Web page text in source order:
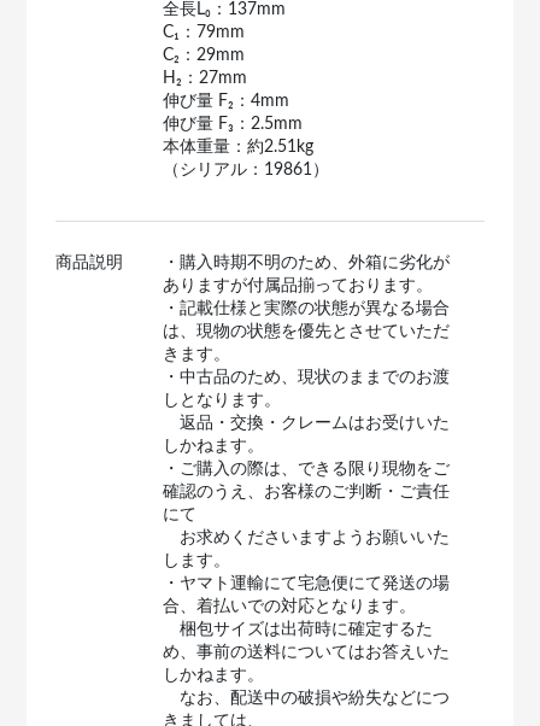
全長L₀：137mm
C₁：79mm
C₂：29mm
H₂：27mm
伸び量 F₂：4mm
伸び量 F₃：2.5mm
本体重量：約2.51kg
（シリアル：19861）
商品説明
・購入時期不明のため、外箱に劣化が
ありますが付属品揃っております。
・記載仕様と実際の状態が異なる場合
は、現物の状態を優先とさせていただ
きます。
・中古品のため、現状のままでのお渡
しとなります。
返品・交換・クレームはお受けいた
しかねます。
・ご購入の際は、できる限り現物をご
確認のうえ、お客様のご判断・ご責任
にて
お求めくださいますようお願いいた
します。
・ヤマト運輸にて宅急便にて発送の場
合、着払いでの対応となります。
梱包サイズは出荷時に確定するた
め、事前の送料についてはお答えいた
しかねます。
なお、配送中の破損や紛失などにつ
きましては、